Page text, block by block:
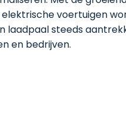
voertuigen
laadpaal steeds
en bedrijven.